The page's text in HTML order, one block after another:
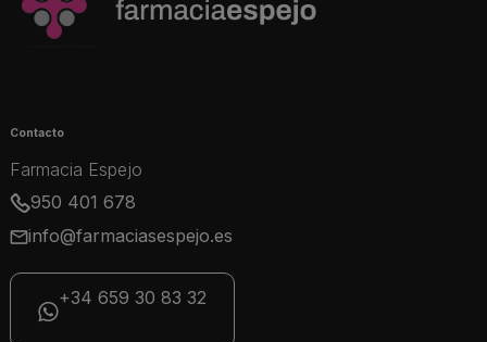
Contacto
Farmacia Espejo
950 401 678
info@farmaciasespejo.es
+34 659 30 83 32